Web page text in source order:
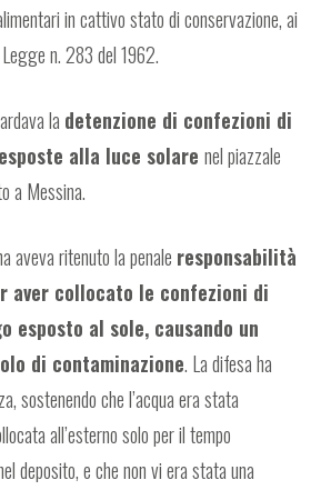
in cattivo stato di conservazione, ai
n. 283 del 1962.
la detenzione di confezioni di
alla luce solare nel piazzale
a Messina.
aveva ritenuto la penale responsabilità
aver collocato le confezioni di
esposto al sole, causando un
di contaminazione. La difesa ha
sostenendo che l’acqua era stata
all’esterno solo per il tempo
deposito, e che non vi era stata una